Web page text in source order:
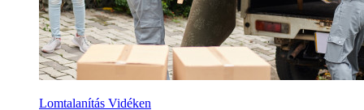
Lomtalanítás Vidéken